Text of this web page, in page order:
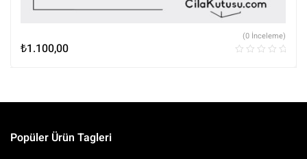
₺1.100,00
(0 İnceleme)
Popüler Ürün Tagleri